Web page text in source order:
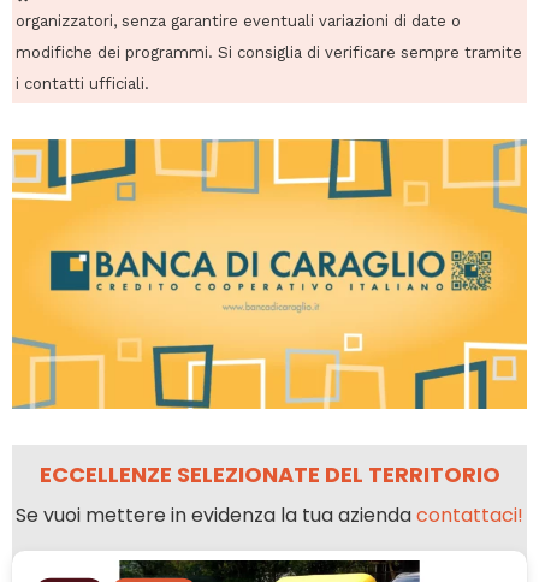
organizzatori, senza garantire eventuali variazioni di date o
modifiche dei programmi. Si consiglia di verificare sempre tramite
i contatti ufficiali.
ECCELLENZE SELEZIONATE DEL TERRITORIO
Se vuoi mettere in evidenza la tua aziendacontattaci!